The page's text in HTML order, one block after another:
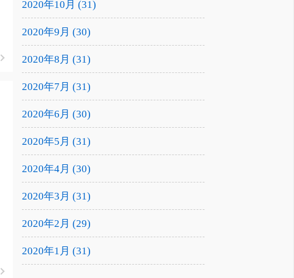
2020年10月 (31)
2020年9月 (30)
2020年8月 (31)
2020年7月 (31)
2020年6月 (30)
2020年5月 (31)
2020年4月 (30)
2020年3月 (31)
2020年2月 (29)
2020年1月 (31)